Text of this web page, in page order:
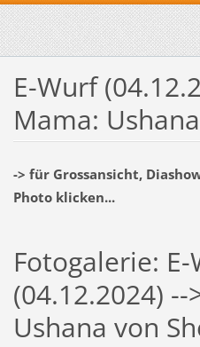
E-Wurf
Mama:
-> für Grossansicht,
Photo klicken...
Fotogalerie:
(04.12.2024) --
Ushana von